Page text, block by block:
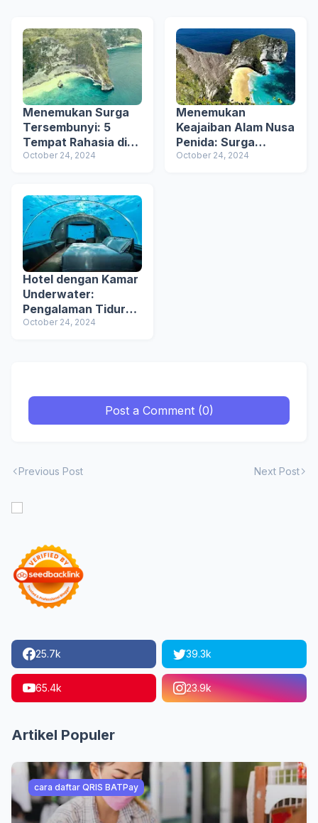
Menemukan Surga
Tersembunyi: 5
Tempat Rahasia di
Nusa Penida 🌴🌊
October 24, 2024
Menemukan
Keajaiban Alam Nusa
Penida: Surga
Tersembunyi di Bali,
October 24, 2024
Hotel dengan Kamar
Underwater:
Pengalaman Tidur
Beralaskan Dunia
October 24, 2024
Post a Comment (0)
Previous Post Next Post
25.7k 39.3k
65.4k 23.9k
Artikel Populer
cara daftar QRIS BATPay